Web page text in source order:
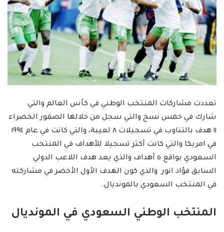
تعددت مشاركات المنتخب الوطني في كأس العالم والتي
شارك في خمس نسخ والتي سجل من خلالها الصقور الخضراء
١١ هدف بالتناوب في تسجيلات ٨ لعيبة، والتي كانت في عام ١٩٩٤
في امريكا والتي كانت أكثر تسجيلا للأهداف في المنتخب
السعودي بواقع ٥ أهداف والذي يعد هدف اللاعب الدولي
السابق فؤاد انور والذي كون الهدف الأول الأخضر في مشاركته
في المنتخب السعودي بالمونديال.
المنتخب الوطني السعودي في المونديال